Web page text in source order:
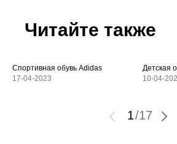
Читайте также
Спортивная обувь Adidas
17-04-2023
Детская
10-04-
1/17